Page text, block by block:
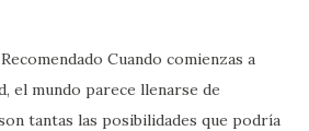
Cuando comienzas a
el mundo parece llenarse de
tantas las posibilidades que podría